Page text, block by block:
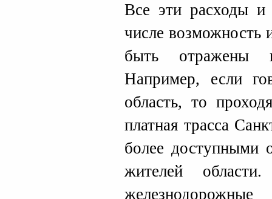
Все эти расходы и
числе возможность
быть отражены
Например, если
область, то
платная трасса
более доступными
жителей